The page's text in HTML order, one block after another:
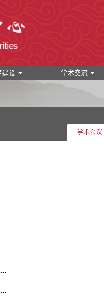
建设 学术交流
学术会议